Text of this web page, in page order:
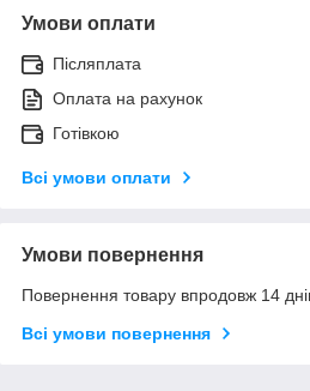
Умови оплати
Післяплата
Оплата на рахунок
Готівкою
Всі умови оплати
Умови повернення
Повернення товару впродовж 14
Всі умови повернення